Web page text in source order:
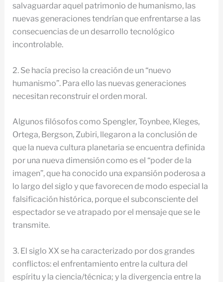
salvaguardar aquel patrimonio de humanismo, las
nuevas generaciones tendrían que enfrentarse a las
consecuencias de un desarrollo tecnológico
incontrolable.
2. Se hacía preciso la creación de un “nuevo
humanismo”. Para ello las nuevas generaciones
necesitan reconstruir el orden moral.
Algunos filósofos como Spengler, Toynbee, Kleges,
Ortega, Bergson, Zubiri, llegaron a la conclusión de
que la nueva cultura planetaria se encuentra definida
por una nueva dimensión como es el “poder de la
imagen”, que ha conocido una expansión poderosa a
lo largo del siglo y que favorecen de modo especial la
falsificación histórica, porque el subconsciente del
espectador se ve atrapado por el mensaje que se le
transmite.
3. El siglo XX se ha caracterizado por dos grandes
conflictos: el enfrentamiento entre la cultura del
espíritu y la ciencia/técnica; y la divergencia entre la